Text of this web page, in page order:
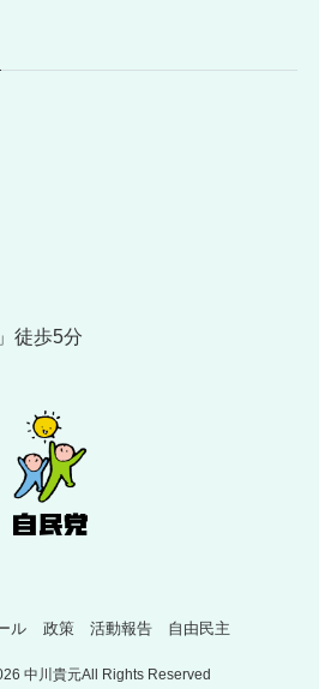
徒歩5分
ル 政策 活動報告 自由民主
中川貴元All Rights Reserved